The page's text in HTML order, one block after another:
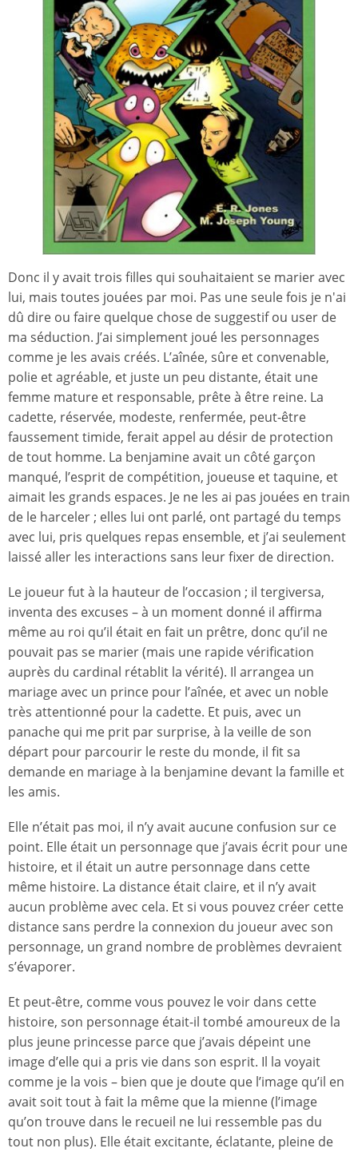
Donc il y avait trois filles qui souhaitaient se marier avec
lui, mais toutes jouées par moi. Pas une seule fois je n'ai
dû dire ou faire quelque chose de suggestif ou user de
ma séduction. J’ai simplement joué les personnages
comme je les avais créés. L’aînée, sûre et convenable,
polie et agréable, et juste un peu distante, était une
femme mature et responsable, prête à être reine. La
cadette, réservée, modeste, renfermée, peut-être
faussement timide, ferait appel au désir de protection
de tout homme. La benjamine avait un côté garçon
manqué, l’esprit de compétition, joueuse et taquine, et
aimait les grands espaces. Je ne les ai pas jouées en train
de le harceler ; elles lui ont parlé, ont partagé du temps
avec lui, pris quelques repas ensemble, et j’ai seulement
laissé aller les interactions sans leur fixer de direction.
Le joueur fut à la hauteur de l’occasion ; il tergiversa,
inventa des excuses – à un moment donné il affirma
même au roi qu’il était en fait un prêtre, donc qu’il ne
pouvait pas se marier (mais une rapide vérification
auprès du cardinal rétablit la vérité). Il arrangea un
mariage avec un prince pour l’aînée, et avec un noble
très attentionné pour la cadette. Et puis, avec un
panache qui me prit par surprise, à la veille de son
départ pour parcourir le reste du monde, il fit sa
demande en mariage à la benjamine devant la famille et
les amis.
Elle n’était pas moi, il n’y avait aucune confusion sur ce
point. Elle était un personnage que j’avais écrit pour une
histoire, et il était un autre personnage dans cette
même histoire. La distance était claire, et il n’y avait
aucun problème avec cela. Et si vous pouvez créer cette
distance sans perdre la connexion du joueur avec son
personnage, un grand nombre de problèmes devraient
s’évaporer.
Et peut-être, comme vous pouvez le voir dans cette
histoire, son personnage était-il tombé amoureux de la
plus jeune princesse parce que j’avais dépeint une
image d’elle qui a pris vie dans son esprit. Il la voyait
comme je la vois – bien que je doute que l’image qu’il en
avait soit tout à fait la même que la mienne (l’image
qu’on trouve dans le recueil ne lui ressemble pas du
tout non plus). Elle était excitante, éclatante, pleine de